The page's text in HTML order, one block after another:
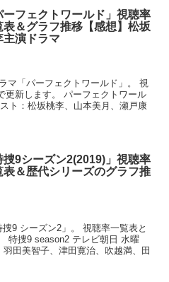
ーフェクトワールド」視聴率
表＆グラフ推移【感想】松坂
主演ドラマ
マ「パーフェクトワールド」。 視
更新します。 パーフェクトワール
ト：松坂桃李、山本美月、瀬戸康
捜9シーズン2(2019)」視聴率
表＆歴代シリーズのグラフ推
9 シーズン2」。 視聴率一覧表と
特捜9 season2 テレビ朝日 水曜
田美智子、津田寛治、吹越満、田